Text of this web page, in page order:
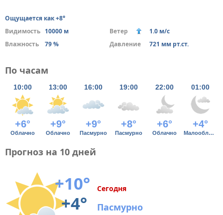
Ощущается как +8°
Видимость 10000 м Ветер
1.0 м/с
Влажность
79 % Давление 721 мм рт.ст.
По часам
10:00 13:00 16:00 19:00 22:00 01:00
+6° +9° +9° +8° +6° +4°
Облачно Облачно Пасмурно Пасмурно Облачно Малооблачно
Прогноз на 10 дней
+10°
+4°
Сегодня
Пасмурно